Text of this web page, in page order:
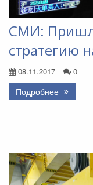
СМИ:
стратегию
08.11.2017 0
Подробнее